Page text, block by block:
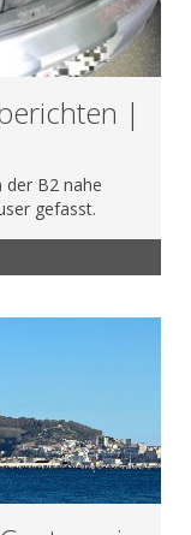
|
der B2 nahe
gefasst.